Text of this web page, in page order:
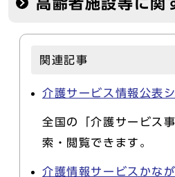
高齢者施設等に関
関連記事
介護サービス情報公表
全国の「介護サービス
索・閲覧できます。
介護情報サービスかな